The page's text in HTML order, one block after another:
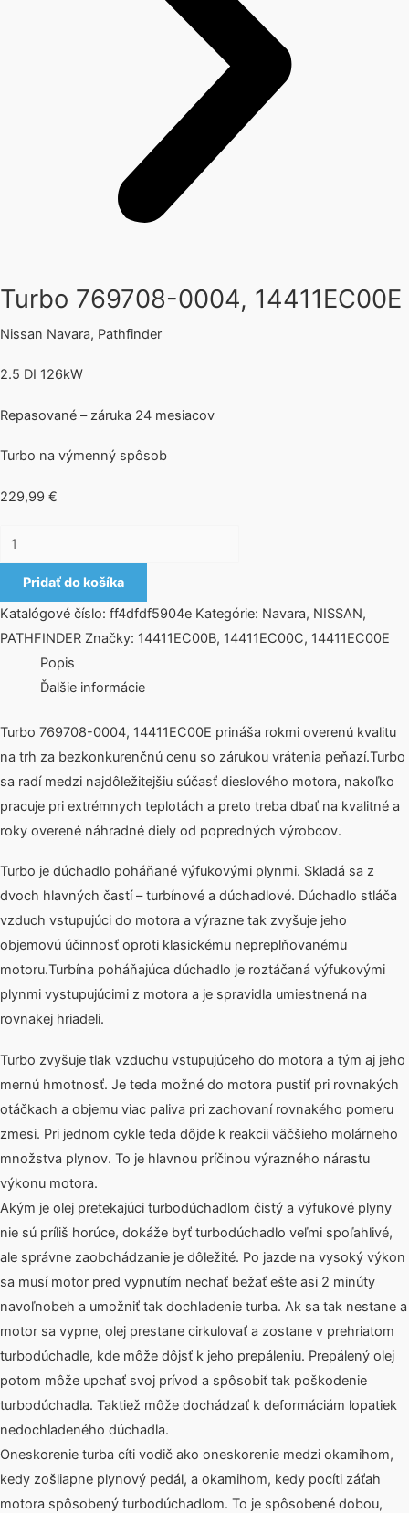
Turbo 769708-0004, 14411EC00E
Nissan Navara, Pathfinder
2.5 DI 126kW
Repasované – záruka 24 mesiacov
Turbo na výmenný spôsob
229,99 €
Pridať do košíka
Katalógové číslo: ff4dfdf5904e Kategórie: Navara, NISSAN,
PATHFINDER Značky: 14411EC00B, 14411EC00C, 14411EC00E
Popis
Ďalšie informácie
Turbo 769708-0004, 14411EC00E prináša rokmi overenú kvalitu
na trh za bezkonkurenčnú cenu so zárukou vrátenia peňazí.Turbo
sa radí medzi najdôležitejšiu súčasť dieslového motora, nakoľko
pracuje pri extrémnych teplotách a preto treba dbať na kvalitné a
roky overené náhradné diely od popredných výrobcov.
Turbo je dúchadlo poháňané výfukovými plynmi. Skladá sa z
dvoch hlavných častí – turbínové a dúchadlové. Dúchadlo stláča
vzduch vstupujúci do motora a výrazne tak zvyšuje jeho
objemovú účinnosť oproti klasickému nepreplňovanému
motoru.Turbína poháňajúca dúchadlo je roztáčaná výfukovými
plynmi vystupujúcimi z motora a je spravidla umiestnená na
rovnakej hriadeli.
Turbo zvyšuje tlak vzduchu vstupujúceho do motora a tým aj jeho
mernú hmotnosť. Je teda možné do motora pustiť pri rovnakých
otáčkach a objemu viac paliva pri zachovaní rovnakého pomeru
zmesi. Pri jednom cykle teda dôjde k reakcii väčšieho molárneho
množstva plynov. To je hlavnou príčinou výrazného nárastu
výkonu motora.
Akým je olej pretekajúci turbodúchadlom čistý a výfukové plyny
nie sú príliš horúce, dokáže byť turbodúchadlo veľmi spoľahlivé,
ale správne zaobchádzanie je dôležité. Po jazde na vysoký výkon
sa musí motor pred vypnutím nechať bežať ešte asi 2 minúty
navoľnobeh a umožniť tak dochladenie turba. Ak sa tak nestane a
motor sa vypne, olej prestane cirkulovať a zostane v prehriatom
turbodúchadle, kde môže dôjsť k jeho prepáleniu. Prepálený olej
potom môže upchať svoj prívod a spôsobiť tak poškodenie
turbodúchadla. Taktiež môže dochádzať k deformáciám lopatiek
nedochladeného dúchadla.
Oneskorenie turba cíti vodič ako oneskorenie medzi okamihom,
kedy zošliapne plynový pedál, a okamihom, kedy pocíti záťah
motora spôsobený turbodúchadlom. To je spôsobené dobou,